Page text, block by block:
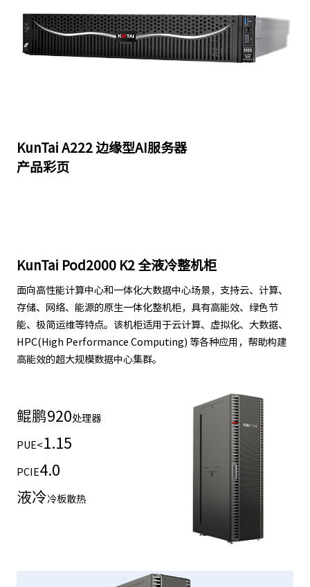
KunTai A222 边缘型AI服务器
产品彩页
KunTai Pod2000 K2 全液冷整机柜
面向高性能计算中心和一体化大数据中心场景，支持云、计算、
存储、网络、能源的原生一体化整机柜，具有高能效、绿色节
能、极简运维等特点。该机柜适用于云计算、虚拟化、大数据、
HPC(High Performance Computing) 等各种应用，帮助构建
高能效的超大规模数据中心集群。
鲲鹏920处理器
PUE< 1.15
PCIE4.0
液冷冷板散热